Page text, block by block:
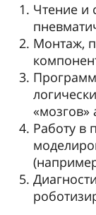
Чтение и
Монтаж,
«мозгов»
Работу в